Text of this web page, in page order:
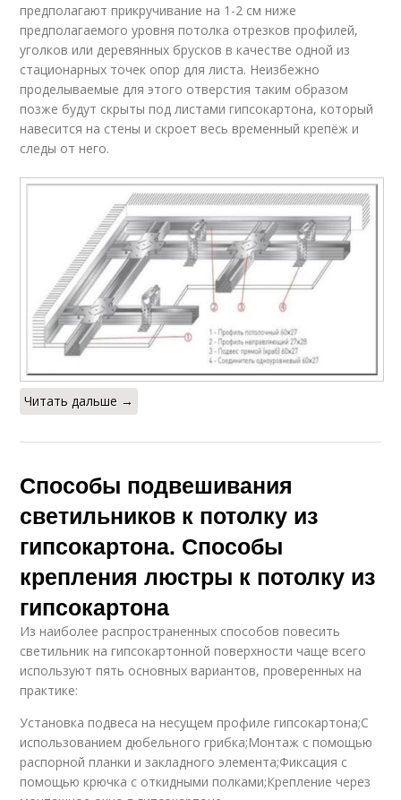
предполагают прикручивание на 1-2 см ниже
предполагаемого уровня потолка отрезков профилей,
уголков или деревянных брусков в качестве одной из
стационарных точек опор для листа. Неизбежно
проделываемые для этого отверстия таким образом
позже будут скрыты под листами гипсокартона, который
навесится на стены и скроет весь временный крепёж и
следы от него.
Читать дальше →
Способы подвешивания
светильников к потолку из
гипсокартона. Способы
крепления люстры к потолку из
гипсокартона
Из наиболее распространенных способов повесить
светильник на гипсокартонной поверхности чаще всего
используют пять основных вариантов, проверенных на
практике:
Установка подвеса на несущем профиле гипсокартона;С
использованием дюбельного грибка;Монтаж с помощью
распорной планки и закладного элемента;Фиксация с
помощью крючка с откидными полками;Крепление через